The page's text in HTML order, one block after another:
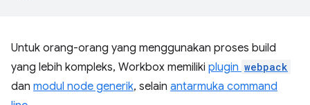
Untuk orang-orang yang menggunakan proses build
yang lebih kompleks, Workbox memiliki plugin webpack
dan modul node generik, selain antarmuka command